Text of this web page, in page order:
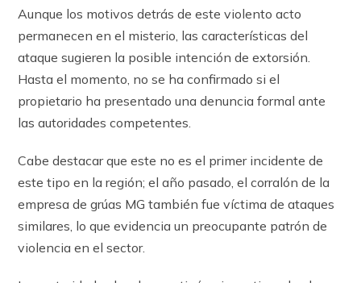
Aunque los motivos detrás de este violento acto
permanecen en el misterio, las características del
ataque sugieren la posible intención de extorsión.
Hasta el momento, no se ha confirmado si el
propietario ha presentado una denuncia formal ante
las autoridades competentes.
Cabe destacar que este no es el primer incidente de
este tipo en la región; el año pasado, el corralón de la
empresa de grúas MG también fue víctima de ataques
similares, lo que evidencia un preocupante patrón de
violencia en el sector.